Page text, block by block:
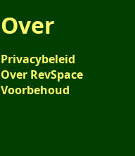
Over
Privacybeleid
Over RevSpace
Voorbehoud